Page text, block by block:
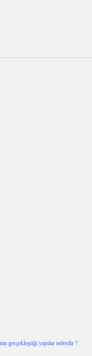
gerçekleştiği yapılar nelerdir ?